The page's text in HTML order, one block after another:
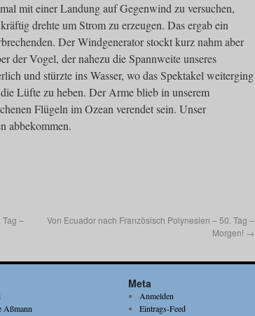
mit einer Landung auf Gegenwind zu versuchen,
drehte um Strom zu erzeugen. Das ergab ein
Der Windgenerator stockt kurz nahm aber
der Vogel, der nahezu die Spannweite unseres
und stürzte ins Wasser, wo das Spektakel weiterging
Lüfte zu heben. Der Arme blieb in unserem
Flügeln im Ozean verendet sein. Unser
abbekommen.
–
Von Ecuador nach Französisch Polynesien – 50. Tag –
Morgen! →
Aßmann
Meta
Anmelden
Eintrags-Feed